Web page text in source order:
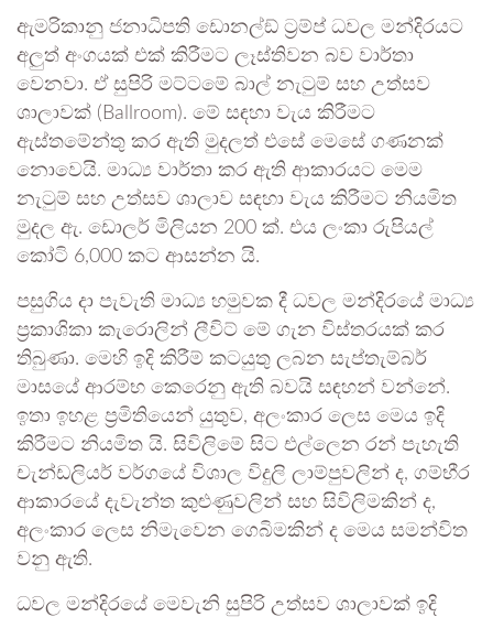
ඇමරිකානු ජනාධිපති ඩොනල්ඞ් ට‍්‍රම්ප් ධවල මන්දිරයට
අලුත් අංගයක් එක් කිරීමට ලෑස්තිවන බව වාර්තා
වෙනවා. ඒ සුපිරි මට්ටමේ බාල් නැටුම් සහ උත්සව
ශාලාවක් (Ballroom). මේ සඳහා වැය කිරීමට
ඇස්තමේන්තු කර ඇති මුදලත් එසේ මෙසේ ගණනක්
නොවෙයි. මාධ්‍ය වාර්තා කර ඇති ආකාරයට මෙම
නැටුම් සහ උත්සව ශාලාව සඳහා වැය කිරීමට නියමිත
මුදල ඇ. ඩොලර් මිලියන 200 ක්. එය ලංකා රුපියල්
කෝටි 6,000 කට ආසන්න යි.
පසුගිය දා පැවැති මාධ්‍ය හමුවක දී ධවල මන්දිරයේ මාධ්‍ය
ප‍්‍රකාශිකා කැරොලින් ලීවිට් මේ ගැන විස්තරයක් කර
තිබුණා. මෙහි ඉදි කිරීම් කටයුතු ලබන සැප්තැම්බර්
මාසයේ ආරම්භ කෙරෙනු ඇති බවයි සඳහන් වන්නේ.
ඉතා ඉහළ ප‍්‍රමිතියෙන් යුතුව, අලංකාර ලෙස මෙය ඉදි
කිරීමට නියමිත යි. සිවිලිමේ සිට එල්ලෙන රන් පැහැති
චැන්ඩලියර් වර්ගයේ විශාල විදුලි ලාම්පුවලින් ද, ගම්භීර
ආකාරයේ දැවැන්ත කුළුණුවලින් සහ සිවිලිමකින් ද,
අලංකාර ලෙස නිමැවෙන ගෙබිමකින් ද මෙය සමන්විත
වනු ඇති.
ධවල මන්දිරයේ මෙවැනි සුපිරි උත්සව ශාලාවක් ඉදි